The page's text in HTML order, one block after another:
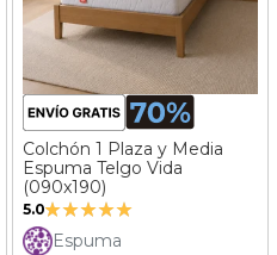
Colchón 1 Plaza y Media
Espuma Telgo Vida
(090x190)
5.0Valoración:
100%
Espuma